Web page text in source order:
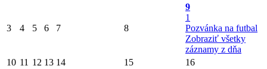
3 4 5 6 7 8
9
1
Pozvánka na futbal
Zobraziť všetky
záznamy z dňa
10 11 12 13 14 15
16